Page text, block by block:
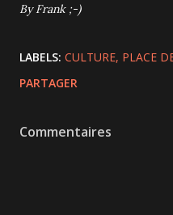
By Frank ;-)
LABELS: CULTURE PLACE
PARTAGER
Commentaires